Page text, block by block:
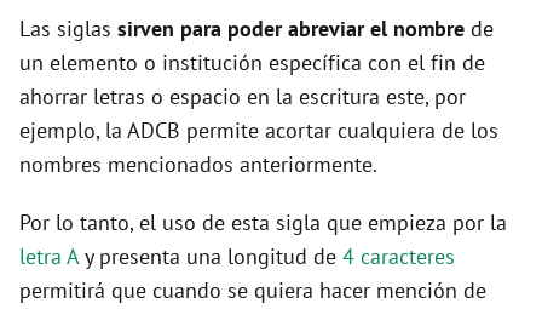
Las siglas sirven para poder abreviar el nombre de
un elemento o institución específica con el fin de
ahorrar letras o espacio en la escritura este, por
ejemplo, la ADCB permite acortar cualquiera de los
nombres mencionados anteriormente.
Por lo tanto, el uso de esta sigla que empieza por la
letra Ay presenta una longitud de 4 caracteres
permitirá que cuando se quiera hacer mención de